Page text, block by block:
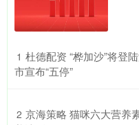
1 杜德配资 “桦加沙”将登
市宣布“五停”
2 京海策略 猫咪六大营养